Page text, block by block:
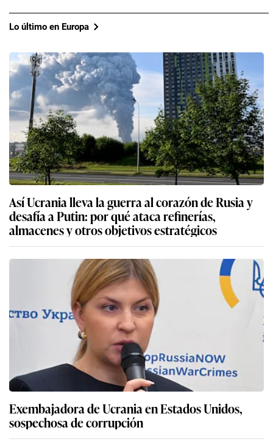
Lo último en Europa
Así Ucrania lleva la guerra al corazón de Rusia y
desafía a Putin: por qué ataca refinerías,
almacenes y otros objetivos estratégicos
Exembajadora de Ucrania en Estados Unidos,
sospechosa de corrupción